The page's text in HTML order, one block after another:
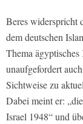
Beres widerspricht
dem deutschen
Thema
unaufgefordert
Sichtweise zu
Dabei meint er:
Israel 1948“ und